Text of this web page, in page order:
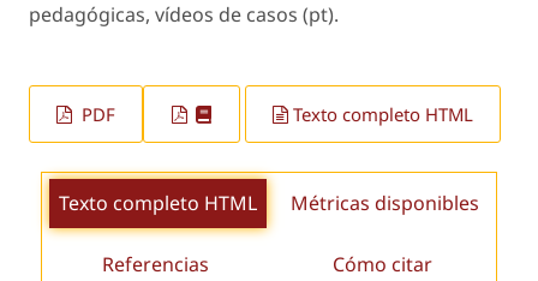
pedagógicas, vídeos de casos (pt).
PDF Texto completo HTML
Texto completo HTML Métricas disponibles
Referencias Cómo citar